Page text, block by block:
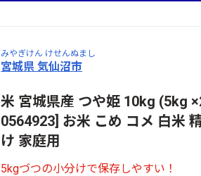
みやぎけん けせんぬまし
宮城県 気仙沼市
米 宮城県産 つや姫 10kg (5kg
0564923] お米 こめ コメ 白米
け 家庭用
5kgづつの小分けで保存しやすい！